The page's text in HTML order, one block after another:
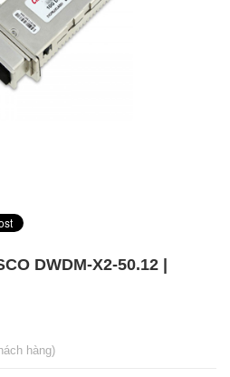
DWDM-X2-50.12 |
hàng)